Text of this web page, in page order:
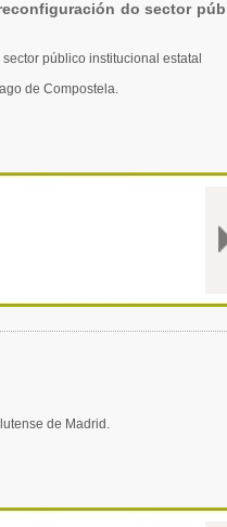
do sector
público institucional estatal
de Compostela.
de Madrid.